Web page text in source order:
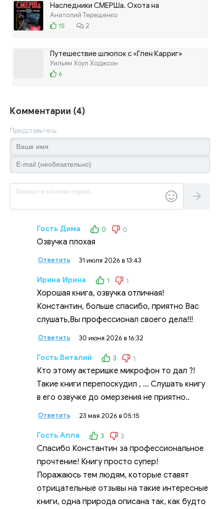
Наследники СМЕРШа. Охота на
американских кротов в ГРУ
Анатолий Терещенко
15
2
Путешествие шлюпок с «Глен Карриг»
Уильям Хоуп Ходжсон
6
Комментарии (4)
Представьтесь
Гость Дима 0 0
Озвучка плохая
Ответить 31 июля 2026 в 13:43
Ирина Ирина 1 1
Хорошая книга, озвучка отличная!
Константин, больше спасибо, приятно Вас
слушать,Вы профессионал своего дела!!!
Ответить 30 июня 2026 в 16:32
Гость Виталий 3 1
Кто этому актеришке микрофон то дал ?!
Такие книги перепоскудил , ... Слушать книгу
в его озвучке до омерзения не приятно..
Ответить 23 мая 2026 в 05:15
Гость Алла 3 3
Спасибо Константин за профессиональное
прочтение! Книгу просто супер!
Поражаюсь тем людям, которые ставят
отрицательные отзывы на такие интересные
книги, одна природа описана так, как будто